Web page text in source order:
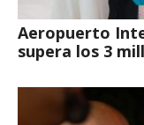
Aeropuerto
supera los 3